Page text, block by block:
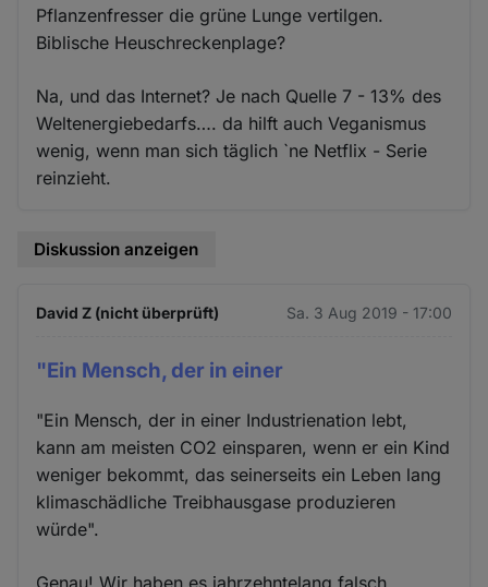
Pflanzenfresser die grüne Lunge vertilgen.
Biblische Heuschreckenplage?
Na, und das Internet? Je nach Quelle 7 - 13% des
Weltenergiebedarfs…. da hilft auch Veganismus
wenig, wenn man sich täglich `ne Netflix - Serie
reinzieht.
Diskussion anzeigen
David Z (nicht überprüft) Sa. 3 Aug 2019 - 17:00
"Ein Mensch, der in einer
"Ein Mensch, der in einer Industrienation lebt,
kann am meisten CO2 einsparen, wenn er ein Kind
weniger bekommt, das seinerseits ein Leben lang
klimaschädliche Treibhausgase produzieren
würde".